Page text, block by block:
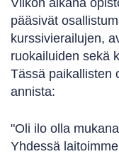
pääsivät
kurssivierailujen,
ruokailuiden sekä
Tässä paikallisten
annista:
"Oli ilo olla
Yhdessä